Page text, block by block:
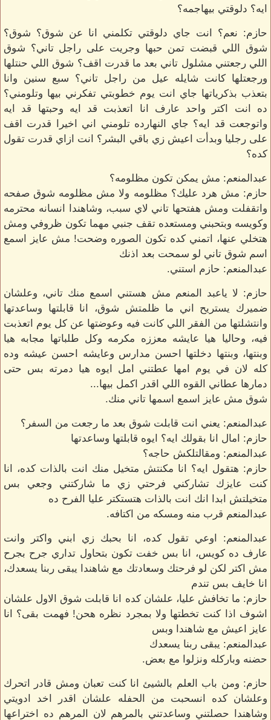
ايه؟ دلوقتي بيهاجمه؟
حازم: نعم؟ انت جاي دلوقتي تكلمني انا عن شوق؟ شوق؟
شوق اللي قبضت تمن حبها وجريت على راجل تاني؟ شوق
اللي رجعتني مشلول تاني بعد ما قدرت اقف؟ شوق اللي حنتلها
ورجعتلها كانت شايله عيل من راجل تاني؟ سبع سنين وانا
بتعذب بذكرياتها جاي انت يوم خطوبتي تفكرني بيها وتلومني؟
ده انت اكتر واحد عارف انا اتعذبت قد ايه وحبتها قد ايه
واتوجعت قد ايه؟ جاي النهارده تلومني اني اخيرا قدرت اقف
على رجليا وبدأت اعيش زي باقي البشر؟ انت ازاي قدرت تقول
كده؟
عبدالمنعم: مش يمكن تكون مظلومه؟
حازم: مش هرد عليك؟ مظلومه ولا مش مظلومه شوق صفحه
واتقفلت ومش هفتحها تاني لاي سبب، وشاهندا انسانه محترمه
وكويسه وبتحبني ومستعده تقف جنبي مهما تكون ظروفي ومش
هتخلي عنها، اتمني كده تكون الصوره وضحت! مش عايز اسمع
اسم شوق تاني لو سمحت بعد اذنك
عبدالمنعم: حازم استني.
حازم: لا ياعبد المنعم مش هستني اسمع منك تاني، وعلشان
ضميرك يستريح اني ما ظلمتش شوق، انا قابلتها وساعدتها
وانتشلتها من الفقر اللي كانت فيه وعوضتها عن كل يوم اتعذبت
فيه، وحاليا هيا عايشه معززه مكرمه وكل طلباتها مجابه هيا
وبنتها، وبنتها دخلتها احسن مدارس وعايشه احسن عيشه وده
كله لان في يوم امها عطتني امل ايوه هيا دمرته بس حتى
دمارها عطاني القوه اللي اقدر اكمل بيها...
شوق مش عايز اسمع اسمها تاني منك.
عبدالمنعم: يعني انت قابلت شوق بعد ما رجعت من السفر؟
حازم: امال انا بقولك ايه؟ ايوه قابلتها وساعدتها
عبدالمنعم: ومقالتلكش حاجه؟
حازم: هتقول ايه؟ انا مكنتش متخيل منك انت بالذات كده، انا
كنت عايزك تشاركني فرحتي زي ما شاركتني وجعي بس
متخيلتش ابدا انك انت بالذات هتستكتر عليا الفرح ده
عبدالمنعم قرب منه ومسكه من اكتافه.
عبدالمنعم: اوعي تقول كده، انا بحبك زي ابني واكتر وانت
عارف ده كويس، انا بس خفت تكون بتحاول تداري جرح بجرح
مش اكتر لكن لو فرحتك وسعادتك مع شاهندا يبقى ربنا يسعدك،
انا خايف بس تندم
حازم: ما تخافش عليا، علشان كده انا قابلت شوق الاول علشان
اشوف اذا كنت تخطتها ولا بمجرد نظره هحن! فهمت بقى؟ انا
عايز اعيش مع شاهندا وبس
عبدالمنعم: يبقى ربنا يسعدك
حضنه وباركله ونزلوا مع بعض.
حازم: ومن باب العلم بالشيئ انا كنت تعبان ومش قادر اتحرك
وعلشان كده انسحبت من الحفله علشان اقدر اخد ادويتي
وشاهندا حصلتني وساعدتني بالمرهم لان المرهم ده اختراعها